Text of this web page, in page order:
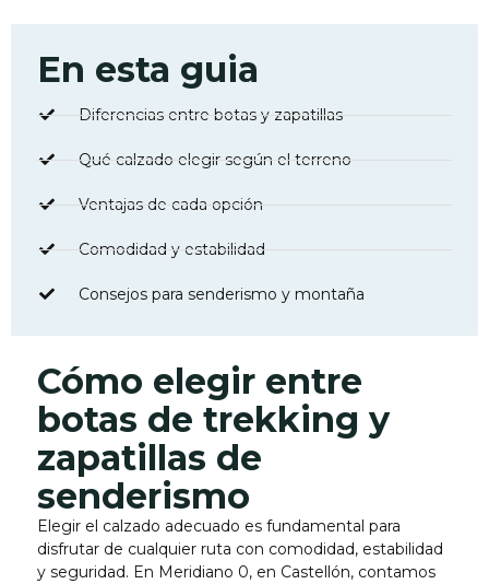
En esta guia
Diferencias entre botas y zapatillas
Qué calzado elegir según el terreno
Ventajas de cada opción
Comodidad y estabilidad
Consejos para senderismo y montaña
Cómo elegir entre
botas de trekking y
zapatillas de
senderismo
Elegir el calzado adecuado es fundamental para
disfrutar de cualquier ruta con comodidad, estabilidad
y seguridad. En Meridiano 0, en Castellón, contamos